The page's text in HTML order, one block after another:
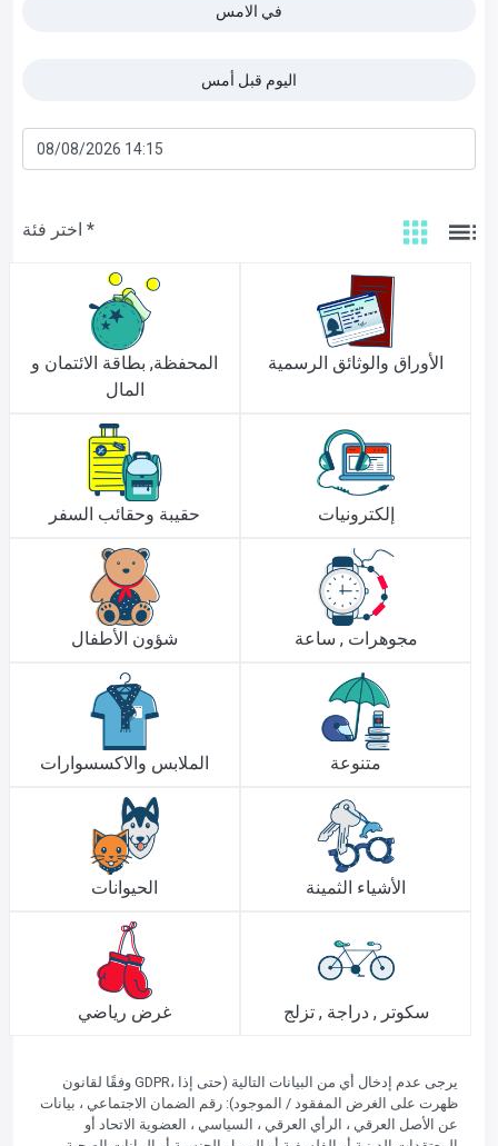
في الامس
اليوم قبل أمس
اختر فئة *
المحفظة, بطاقة الائتمان و
المال
الأوراق والوثائق الرسمية
حقيبة وحقائب السفر إلكترونيات
شؤون الأطفال مجوهرات , ساعة
الملابس والاكسسوارات متنوعة
الحيوانات الأشياء الثمينة
غرض رياضي سكوتر , دراجة , تزلج
وفقًا لقانون GDPR، يرجى عدم إدخال أي من البيانات التالية (حتى إذا
ظهرت على الغرض المفقود / الموجود): رقم الضمان الاجتماعي ، بيانات
عن الأصل العرقي ، الرأي العرقي ، السياسي ، العضوية الاتحاد أو